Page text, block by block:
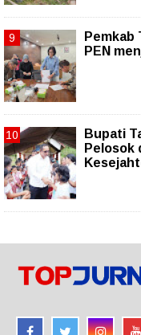
Pemkab
PEN
Bupati
Pelosok